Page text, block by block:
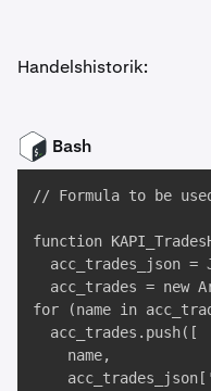
Handelshistorik:
Bash
// Formula to be
function
acc_trades_json =
acc_trades = new
for (name in
  acc_trades.push([
    name,